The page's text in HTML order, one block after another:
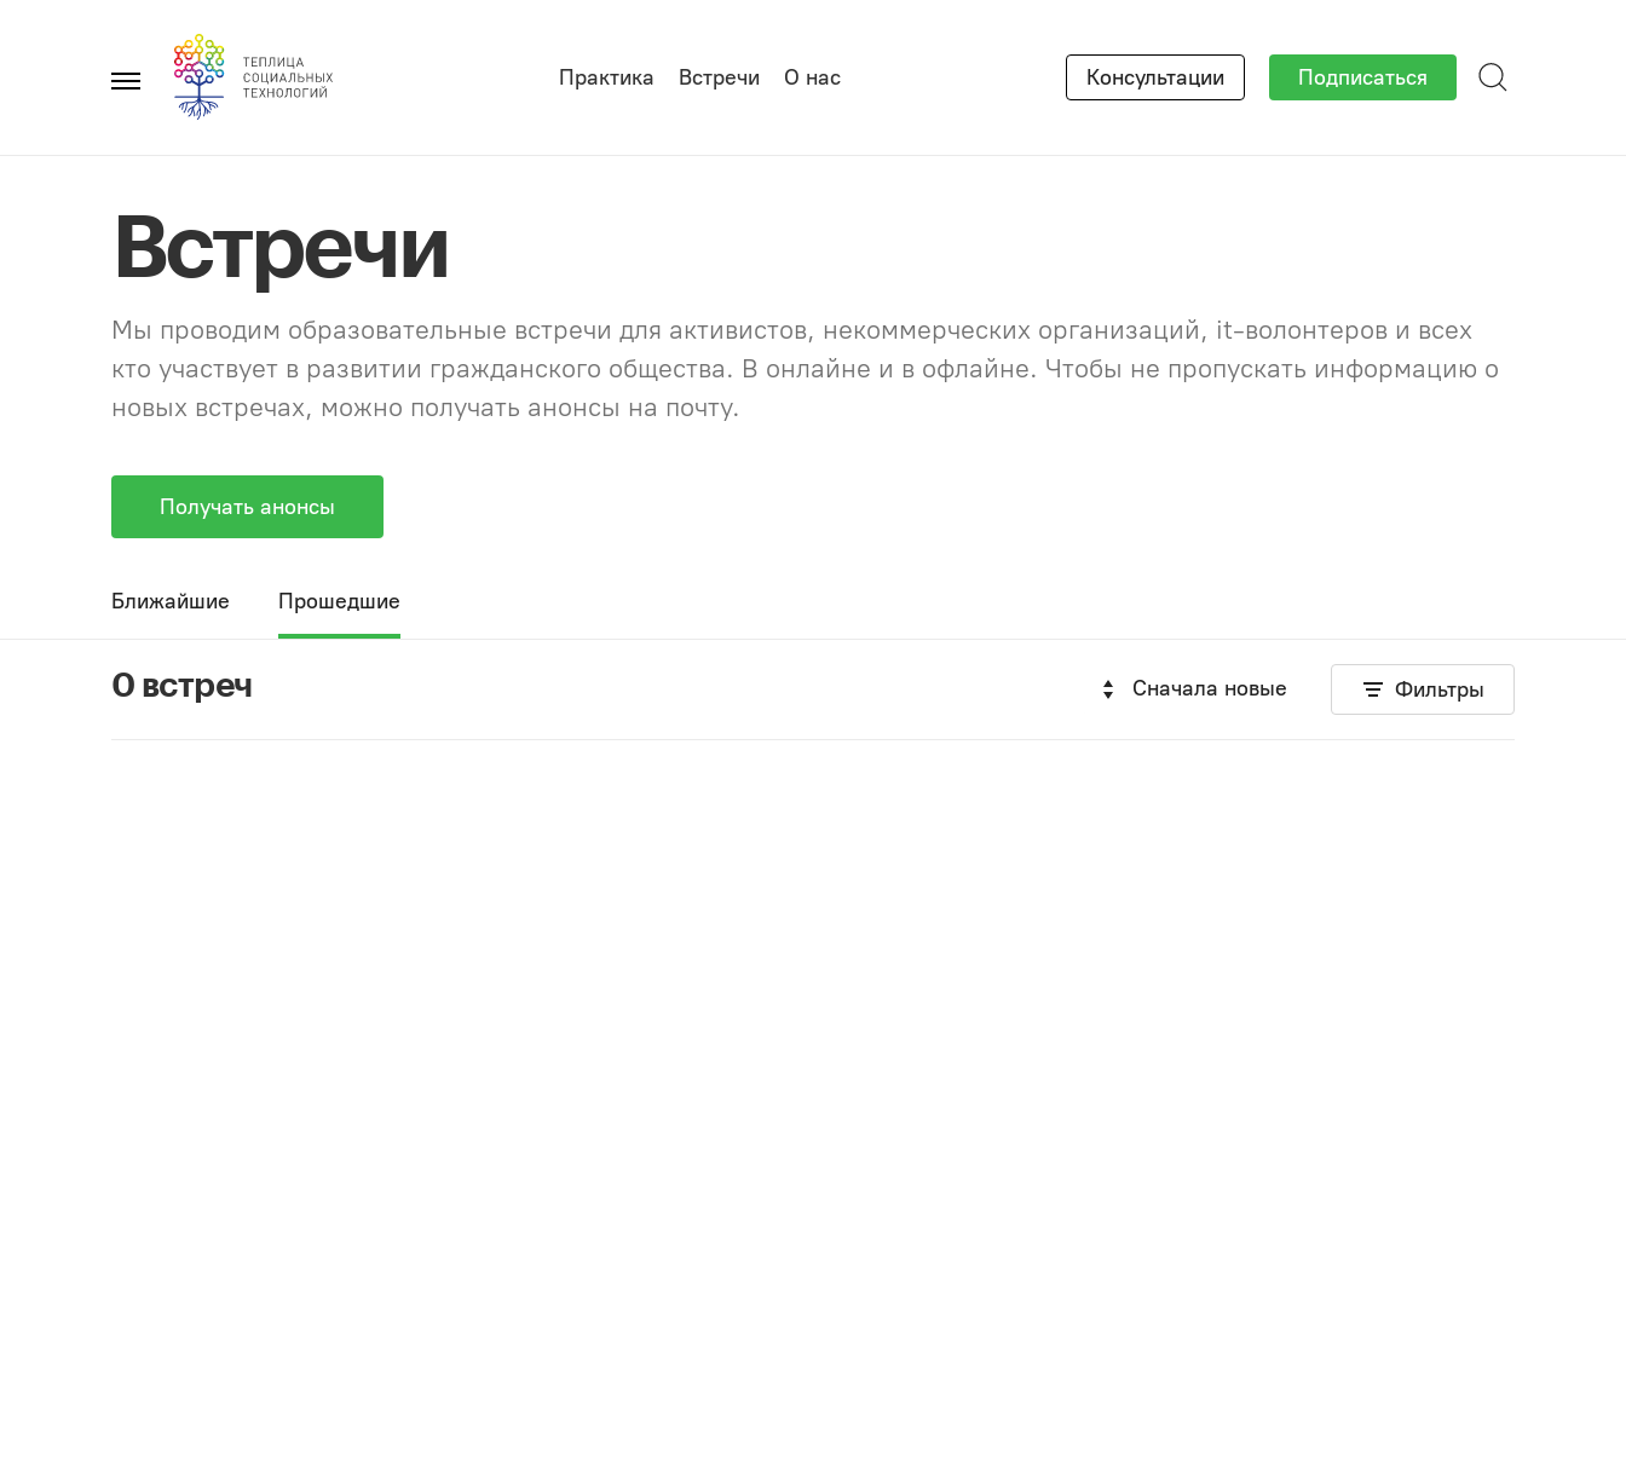
Главное
Практика Встречи О нас Консультации Подписаться
Встречи
Мы проводим образовательные встречи для активистов, некоммерческих организаций, it-волонтеров и всех
кто участвует в развитии гражданского общества. В онлайне и в офлайне. Чтобы не пропускать информацию о
новых встречах, можно получать анонсы на почту.
Получать анонсы
Ближайшие Прошедшие
0 встреч Сначала новые Фильтры